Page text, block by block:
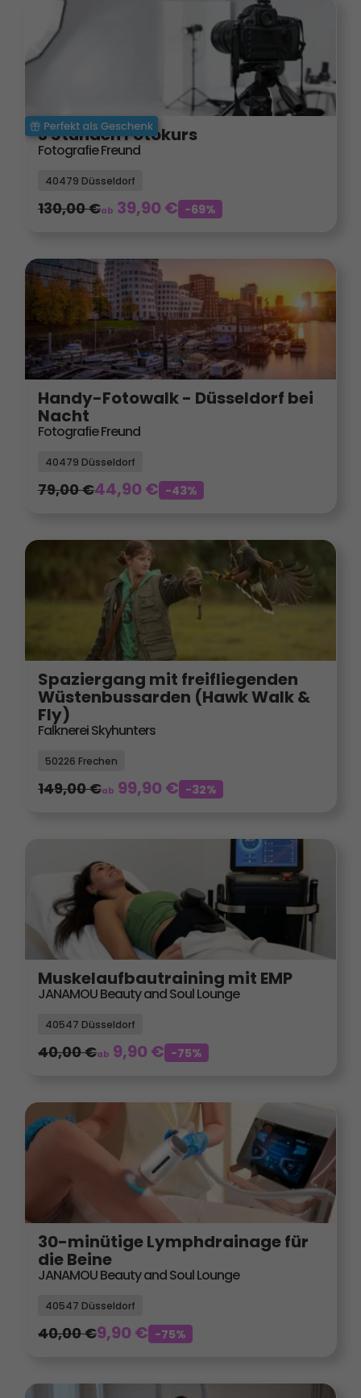
3 Stunden Fotokurs
Fotografie Freund
40479 Düsseldorf
130,00€ab 39,90€ -69%
Handy-Fotowalk - Düsseldorf bei
Nacht
Fotografie Freund
40479 Düsseldorf
79,00€44,90€ -43%
Spaziergang mit freifliegenden
Wüstenbussarden (Hawk Walk &
Fly)
Falknerei Skyhunters
50226 Frechen
149,00€ab 99,90€ -32%
Muskelaufbautraining mit EMP
JANAMOU Beauty and Soul Lounge
40547 Düsseldorf
40,00€ab 9,90€ -75%
30-minütige Lymphdrainage für
die Beine
JANAMOU Beauty and Soul Lounge
40547 Düsseldorf
40,00€9,90€ -75%